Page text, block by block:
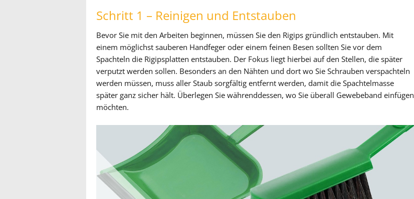
Schritt 1 – Reinigen und Entstauben
Bevor Sie mit den Arbeiten beginnen, müssen Sie den Rigips gründlich entstauben. Mit
einem möglichst sauberen Handfeger oder einem feinen Besen sollten Sie vor dem
Spachteln die Rigipsplatten entstauben. Der Fokus liegt hierbei auf den Stellen, die später
verputzt werden sollen. Besonders an den Nähten und dort wo Sie Schrauben verspachteln
werden müssen, muss aller Staub sorgfältig entfernt werden, damit die Spachtelmasse
später ganz sicher hält. Überlegen Sie währenddessen, wo Sie überall Gewebeband einfügen
möchten.